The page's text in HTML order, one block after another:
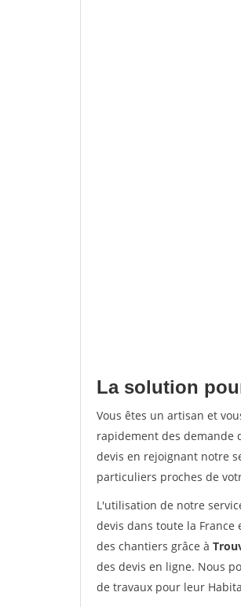
La solution
Vous êtes un artisan et
rapidement des demande
devis en rejoignant notre
particuliers proches de
L'utilisation de notre
devis dans toute la
des chantiers grâce à
des devis en ligne. Nous
de travaux pour leur